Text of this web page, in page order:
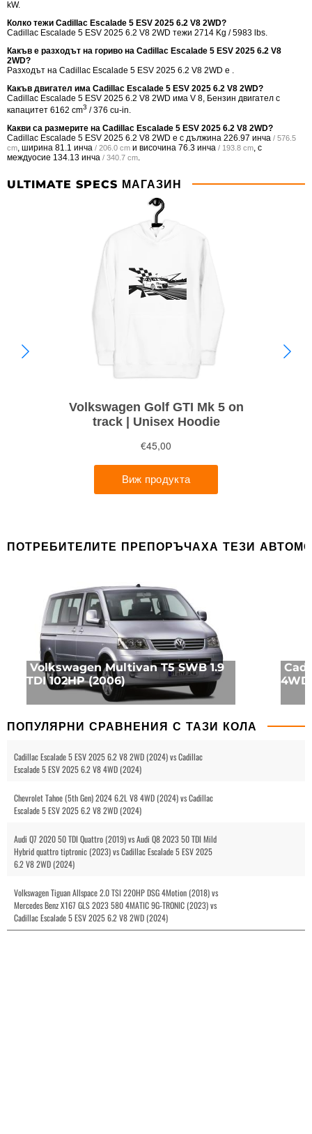
kW.
Колко тежи Cadillac Escalade 5 ESV 2025 6.2 V8 2WD?
Cadillac Escalade 5 ESV 2025 6.2 V8 2WD тежи 2714 Kg / 5983 lbs.
Какъв е разходът на гориво на Cadillac Escalade 5 ESV 2025 6.2 V8
2WD?
Разходът на Cadillac Escalade 5 ESV 2025 6.2 V8 2WD е .
Какъв двигател има Cadillac Escalade 5 ESV 2025 6.2 V8 2WD?
Cadillac Escalade 5 ESV 2025 6.2 V8 2WD има V 8, Бензин двигател с
капацитет 6162 cm3 / 376 cu-in.
Какви са размерите на Cadillac Escalade 5 ESV 2025 6.2 V8 2WD?
Cadillac Escalade 5 ESV 2025 6.2 V8 2WD е с дължина 226.97 инча / 576.5
cm , ширина 81.1 инча / 206.0 cm и височина 76.3 инча / 193.8 cm , с
междуосие 134.13 инча / 340.7 cm
ULTIMATE SPECS МАГАЗИН
ПОТРЕБИТЕЛИТЕ ПРЕПОРЪЧАХА ТЕЗИ
Volkswagen Multivan T5 SWB 1.9
TDI 102HP (2006)
4WD
ПОПУЛЯРНИ СРАВНЕНИЯ С ТАЗИ КОЛА
Cadillac Escalade 5 ESV 2025 6.2 V8 2WD (2024) vs Cadillac
Escalade 5 ESV 2025 6.2 V8 4WD (2024)
Chevrolet Tahoe (5th Gen) 2024 6.2L V8 4WD (2024) vs Cadillac
Escalade 5 ESV 2025 6.2 V8 2WD (2024)
Audi Q7 2020 50 TDI Quattro (2019) vs Audi Q8 2023 50 TDI Mild
Hybrid quattro tiptronic (2023) vs Cadillac Escalade 5 ESV 2025
6.2 V8 2WD (2024)
Volkswagen Tiguan Allspace 2.0 TSI 220HP DSG 4Motion (2018) vs
Mercedes Benz X167 GLS 2023 580 4MATIC 9G-TRONIC (2023) vs
Cadillac Escalade 5 ESV 2025 6.2 V8 2WD (2024)